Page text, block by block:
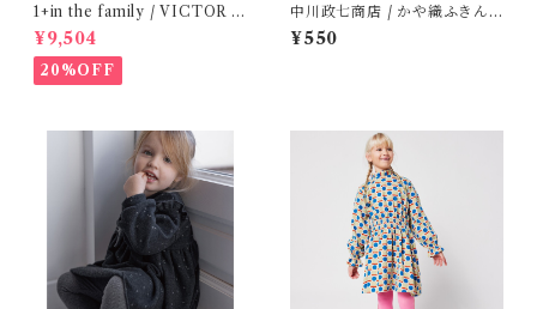
1+in the family / VICTOR (
12m )
¥9,504
20%OFF
中川政七商店 / かや織ふきん (
tupera tupera ABCパーティ
ー)
¥550